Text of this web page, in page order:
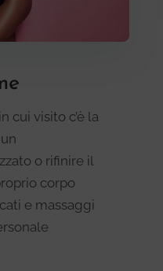
cui visito c’è la
o rifinire il
corpo
e massaggi